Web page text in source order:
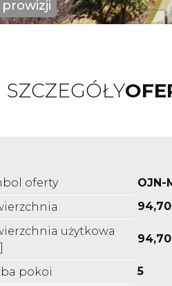
prowizji
SZCZEGÓŁY
oferty
OJN-
użytkowa
pokoi
5